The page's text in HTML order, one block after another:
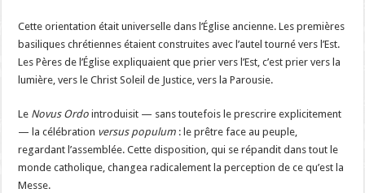
Cette orientation était universelle dans l’Église ancienne. Les premières
basiliques chrétiennes étaient construites avec l’autel tourné vers l’Est.
Les Pères de l’Église expliquaient que prier vers l’Est, c’est prier vers la
lumière, vers le Christ Soleil de Justice, vers la Parousie.
Le Novus Ordo introduisit — sans toutefois le prescrire explicitement
— la célébration versus populum : le prêtre face au peuple,
regardant l’assemblée. Cette disposition, qui se répandit dans tout le
monde catholique, changea radicalement la perception de ce qu’est la
Messe.